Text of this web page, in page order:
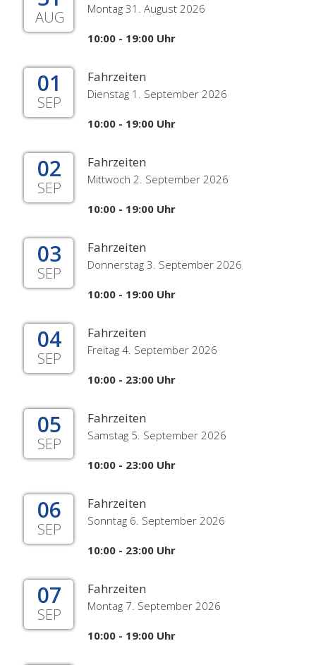
AUG Montag 31. August 2026
10:00 - 19:00 Uhr
01
SEP
Fahrzeiten
Dienstag 1. September 2026
10:00 - 19:00 Uhr
02
SEP
Fahrzeiten
Mittwoch 2. September 2026
10:00 - 19:00 Uhr
03
SEP
Fahrzeiten
Donnerstag 3. September 2026
10:00 - 19:00 Uhr
04
SEP
Fahrzeiten
Freitag 4. September 2026
10:00 - 23:00 Uhr
05
SEP
Fahrzeiten
Samstag 5. September 2026
10:00 - 23:00 Uhr
06
SEP
Fahrzeiten
Sonntag 6. September 2026
10:00 - 23:00 Uhr
07
SEP
Fahrzeiten
Montag 7. September 2026
10:00 - 19:00 Uhr